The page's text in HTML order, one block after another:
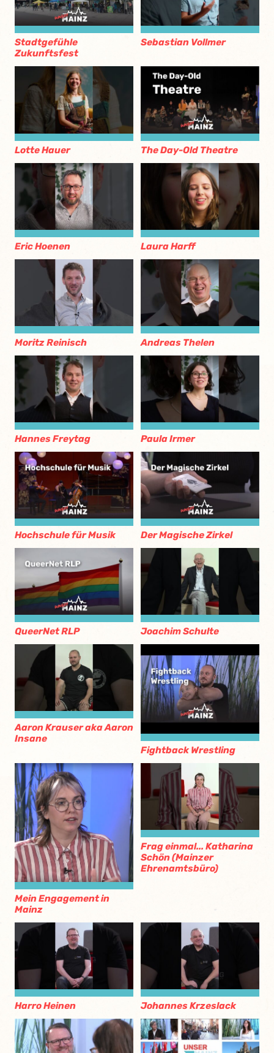
Stadtgefühle
Zukunftsfest
Sebastian Vollmer
Lotte Hauer The Day-Old Theatre
Eric Hoenen Laura Harff
Moritz Reinisch Andreas Thelen
Hannes Freytag Paula Irmer
Hochschule für Musik Der Magische Zirkel
QueerNet RLP Joachim Schulte
Aaron Krauser aka Aaron
Insane
Fightback Wrestling
Mein Engagement in
Mainz
Frag einmal... Katharina
Schön (Mainzer
Ehrenamtsbüro)
Harro Heinen Johannes Krzeslack